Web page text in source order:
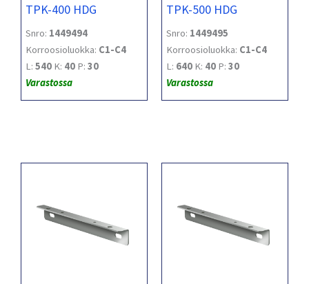
TPK-400 HDG
Snro: 1449494
Korroosioluokka: C1-C4
L: 540 K: 40 P: 30
Varastossa
TPK-500 HDG
Snro: 1449495
Korroosioluokka: C1-C4
L: 640 K: 40 P: 30
Varastossa